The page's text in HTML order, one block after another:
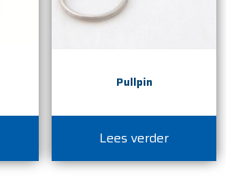
Pullpin
Lees verder